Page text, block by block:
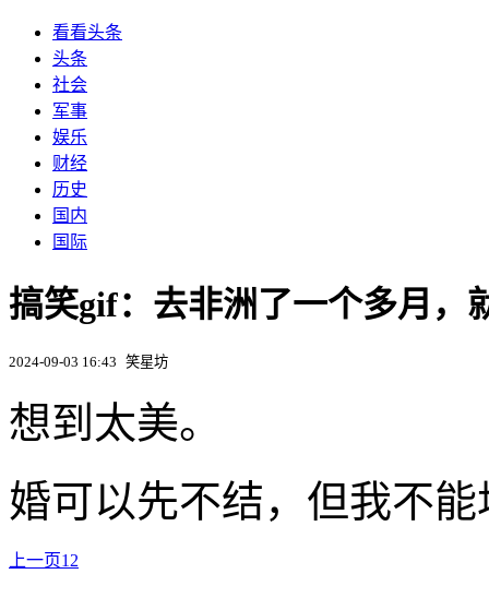
看看头条
头条
社会
军事
娱乐
财经
历史
国内
国际
搞笑gif：去非洲了一个多月，
2024-09-03 16:43 笑星坊
想到太美。
婚可以先不结，但我不
上一页1 2